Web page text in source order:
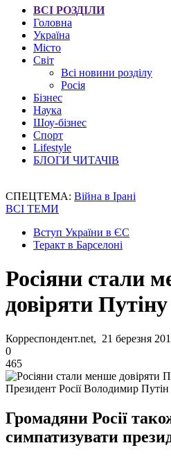
ВСІ РОЗДІЛИ
Головна
Україна
Місто
Світ
Всі новини розділу
Росія
Бізнес
Наука
Шоу-бізнес
Спорт
Lifestyle
БЛОГИ ЧИТАЧІВ
СПЕЦТЕМА: Війна в Ірані
ВСІ ТЕМИ
Вступ України в ЄС
Теракт в Барселоні
Росіяни стали
довіряти
Корреспондент.net, 21 березня
0
465
Президент Росії Володимир Путін
Громадяни Росії
симпатизувати